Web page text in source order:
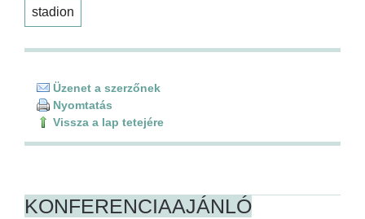
stadion
Üzenet a szerzőnek
Nyomtatás
Vissza a lap tetejére
KONFERENCIAAJÁNLÓ